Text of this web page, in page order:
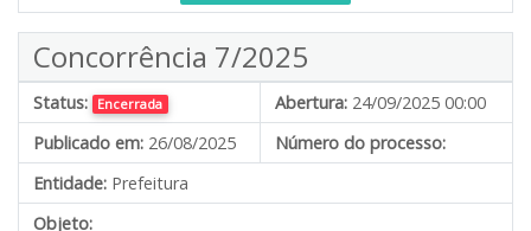
Concorrência 7/2025
Status: Encerrada Abertura: 24/09/2025 00:00
Publicado em: 26/08/2025
Número do processo:
Entidade: Prefeitura
Objeto: